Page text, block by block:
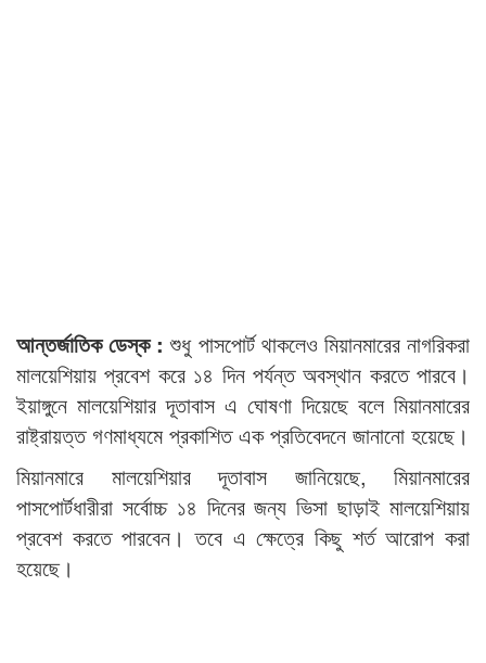
আন্তর্জাতিক ডেস্ক : শুধু পাসপোর্ট থাকলেও মিয়ানমারের নাগরিকরা
মালয়েশিয়ায় প্রবেশ করে ১৪ দিন পর্যন্ত অবস্থান করতে পারবে।
ইয়াঙ্গুনে মালয়েশিয়ার দূতাবাস এ ঘোষণা দিয়েছে বলে মিয়ানমারের
রাষ্ট্রায়ত্ত গণমাধ্যমে প্রকাশিত এক প্রতিবেদনে জানানো হয়েছে।
মিয়ানমারে মালয়েশিয়ার দূতাবাস জানিয়েছে, মিয়ানমারের
পাসপোর্টধারীরা সর্বোচ্চ ১৪ দিনের জন্য ভিসা ছাড়াই মালয়েশিয়ায়
প্রবেশ করতে পারবেন। তবে এ ক্ষেত্রে কিছু শর্ত আরোপ করা
হয়েছে।